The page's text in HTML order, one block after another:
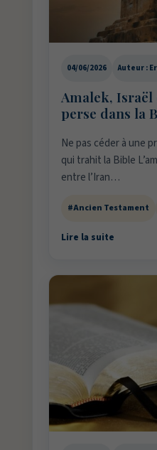
04/06/2026 Auteur :
Amalek, Israël
perse dans la
Ne pas céder à une
qui trahit la Bible
entre l’Iran…
#Ancien Testament
Lire la suite